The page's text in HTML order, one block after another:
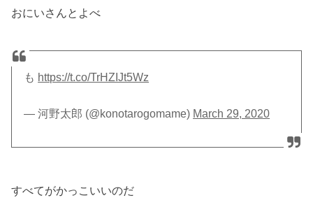
おにいさんとよべ
も https://t.co/TrHZIJt5Wz
— 河野太郎 (@konotarogomame) March 29, 2020
すべてがかっこいいのだ